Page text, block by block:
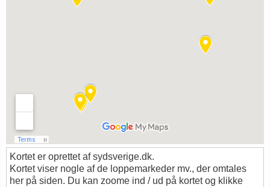
Kortet er oprettet af sydsverige.dk.
Kortet viser nogle af de loppemarkeder mv., der omtales
her på siden. Du kan zoome ind / ud på kortet og klikke